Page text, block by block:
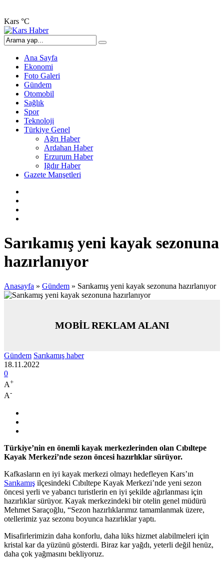
Kars °C
Ana Sayfa
Ekonomi
Foto Galeri
Gündem
Otomobil
Sağlık
Spor
Teknoloji
Türkiye Genel
Ağrı Haber
Ardahan Haber
Erzurum Haber
Iğdır Haber
Gazete Manşetleri
Sarıkamış yeni kayak sezonuna
hazırlanıyor
Anasayfa » Gündem » Sarıkamış yeni kayak sezonuna hazırlanıyor
MOBİL REKLAM ALANI
Gündem Sarıkamış haber
18.11.2022
0
A+
A-
Türkiye’nin en önemli kayak merkezlerinden olan Cıbıltepe
Kayak Merkezi’nde sezon öncesi hazırlıklar sürüyor.
Kafkasların en iyi kayak merkezi olmayı hedefleyen Kars’ın
Sarıkamış ilçesindeki Cıbıltepe Kayak Merkezi’nde yeni sezon
öncesi yerli ve yabancı turistlerin en iyi şekilde ağırlanması için
hazırlıklar sürüyor. Kayak merkezindeki bir otelin genel müdürü
Mehmet Saraçoğlu, “Sezon hazırlıklarımız tamamlanmak üzere,
otellerimiz yaz sezonu boyunca hazırlıklar yaptı.
Misafirlerimizin daha konforlu, daha lüks hizmet alabilmeleri için
kristal kar da yüzünü gösterdi. Biraz kar yağdı, yeterli değil henüz,
daha çok yağmasını bekliyoruz.